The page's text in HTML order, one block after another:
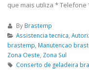
que mais utiliza * Telefone
By Brastemp
Assistencia tecnica,
brastemp, Manutencao
Zona Oeste, Zona Sul
Conserto de geladeira